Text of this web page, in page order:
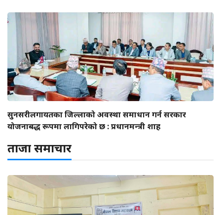
सुनसरीलगायतका जिल्लाको अवस्था समाधान गर्न सरकार
योजनाबद्ध रूपमा लागिपरेको छ : प्रधानमन्त्री शाह
ताजा समाचार